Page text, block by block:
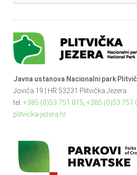
Javna ustanova Nacionalni park
Jovića 19 | HR 53231 Plitvička Jezera
tel: +385 (0)53 751 015 +385 (0)53 751
plitvicka-jezera.hr